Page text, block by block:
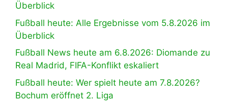
Überblick
Fußball heute: Alle Ergebnisse vom 5.8.2026 im
Überblick
Fußball News heute am 6.8.2026: Diomande zu
Real Madrid, FIFA-Konflikt eskaliert
Fußball heute: Wer spielt heute am 7.8.2026?
Bochum eröffnet 2. Liga